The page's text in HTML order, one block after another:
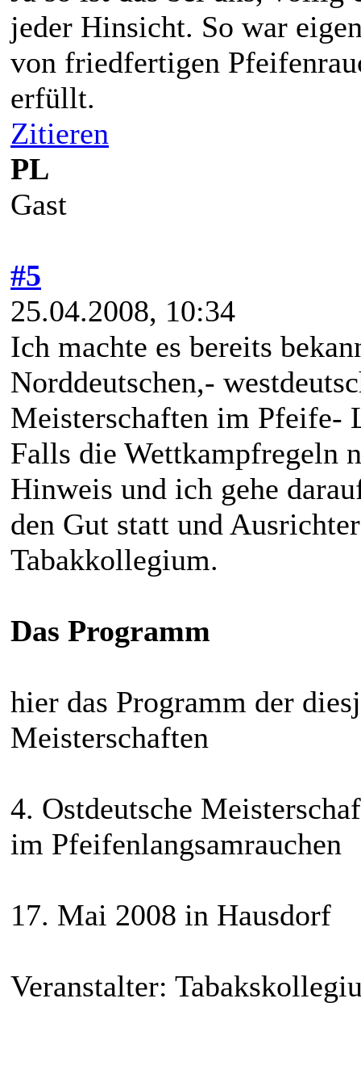
jeder Hinsicht. So war
von friedfertigen
erfüllt.
Zitieren
PL
Gast
#5
25.04.2008, 10:34
Ich machte es bereits
Norddeutschen,-
Meisterschaften im Pfeife-
Falls die Wettkampfregeln
Hinweis und ich gehe
den Gut statt und
Tabakkollegium.
Das Programm
hier das Programm der
Meisterschaften
4. Ostdeutsche
im Pfeifenlangsamrauchen
17. Mai 2008 in Hausdorf
Veranstalter: